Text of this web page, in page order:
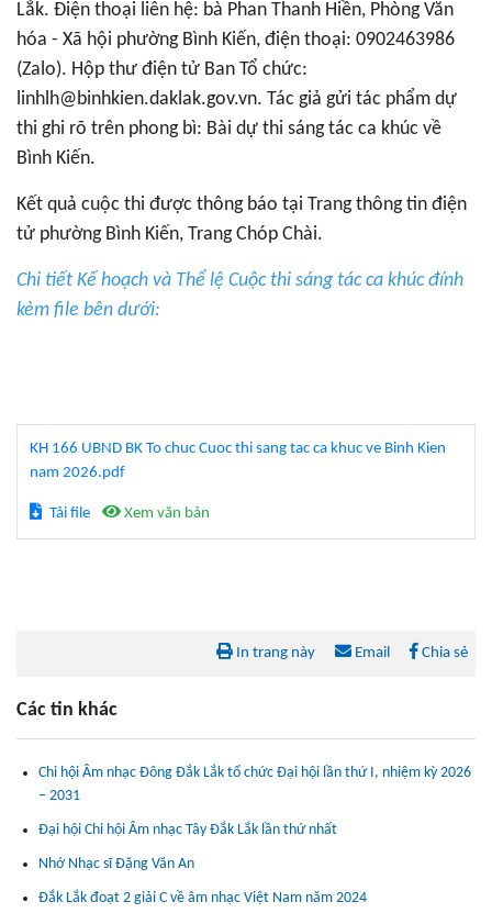
Lắk. Điện thoại liên hệ: bà Phan Thanh Hiền, Phòng Văn
hóa - Xã hội phường Bình Kiến, điện thoại: 0902463986
(Zalo). Hộp thư điện tử Ban Tổ chức:
linhlh@binhkien.daklak.gov.vn. Tác giả gửi tác phẩm dự
thi ghi rõ trên phong bì: Bài dự thi sáng tác ca khúc về
Bình Kiến.
Kết quả cuộc thi được thông báo tại Trang thông tin điện
tử phường Bình Kiến, Trang Chóp Chài.
Chi tiết Kế hoạch và Thể lệ Cuộc thi sáng tác ca khúc đính
kèm file bên dưới:
KH 166 UBND BK To chuc Cuoc thi sang tac ca khuc ve Binh Kien
nam 2026.pdf
Tải file Xem văn bản
In trang này Email Chia sẻ
Các tin khác
Chi hội Âm nhạc Đông Đắk Lắk tổ chức Đại hội lần thứ I, nhiệm kỳ 2026
– 2031
Đại hội Chi hội Âm nhạc Tây Đắk Lắk lần thứ nhất
Nhớ Nhạc sĩ Đặng Văn An
Đắk Lắk đoạt 2 giải C về âm nhạc Việt Nam năm 2024